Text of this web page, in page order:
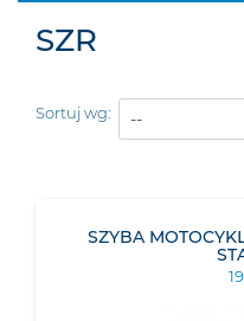
SZR
Sortuj wg:
SZYBA